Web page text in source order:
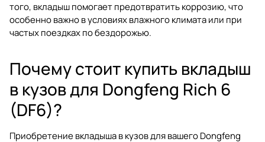
того, вкладыш помогает предотвратить коррозию, что
особенно важно в условиях влажного климата или при
частых поездках по бездорожью.
Почему стоит купить вкладыш
в кузов для Dongfeng Rich 6
(DF6)?
Приобретение вкладыша в кузов для вашего Dongfeng